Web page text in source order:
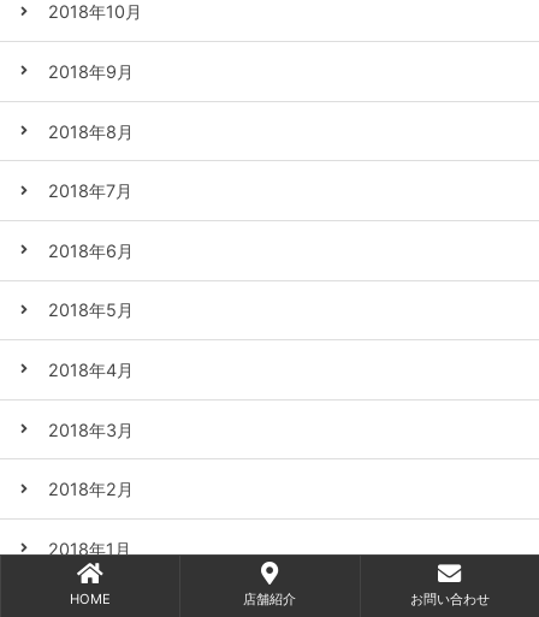
2018年10月
2018年9月
2018年8月
2018年7月
2018年6月
2018年5月
2018年4月
2018年3月
2018年2月
2018年1月
2017年12月
HOME 店舗紹介 お問い合わせ